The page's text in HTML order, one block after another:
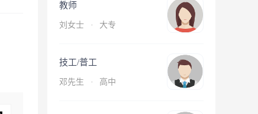
教师
刘女士 · 大专
技工/普工
邓先生 · 高中